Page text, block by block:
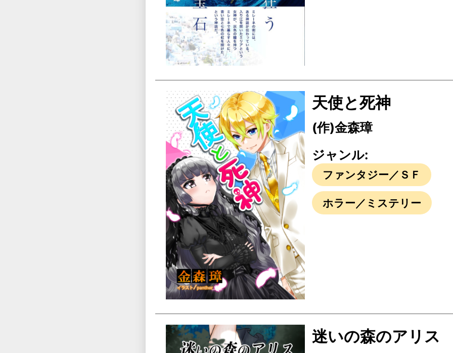
天使と死神
(作)金森璋
ジャンル:
ファンタジー／ＳＦ
ホラー／ミステリー
迷いの森のアリス